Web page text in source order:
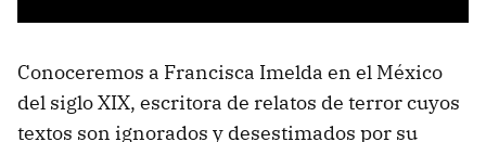
Conoceremos a Francisca Imelda en el México
del siglo XIX, escritora de relatos de terror cuyos
textos son ignorados y desestimados por su